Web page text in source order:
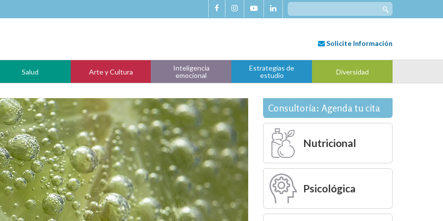
Search
for:
Solicite Información
Salud Arte y Cultura
Inteligencia
emocional
Estrategias de
estudio
Diversidad
Consultoría: Agenda tu cita
Nutricional
Psicológica